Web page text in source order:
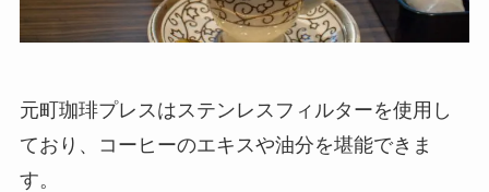
元町珈琲プレスはステンレスフィルターを使用し
ており、コーヒーのエキスや油分を堪能できま
す。